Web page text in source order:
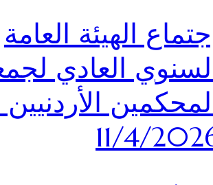
الهيئة العامة
العادي
الأردنيين
11/4/